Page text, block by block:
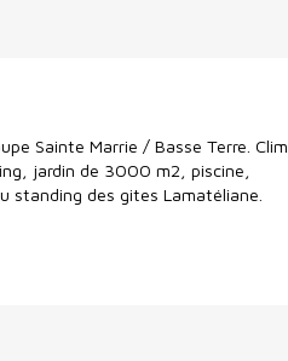
Sainte Marrie / Basse Terre. Clim,
jardin de 3000 m2, piscine,
standing des gites Lamatéliane.